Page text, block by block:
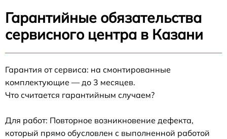
Гарантийные обязательства
сервисного центра в Казани
Гарантия от сервиса: на смонтированные
комплектующие — до 3 месяцев.
Что считается гарантийным случаем?
Для работ: Повторное возникновение дефекта,
который прямо обусловлен с выполненной работой